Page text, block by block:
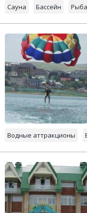
Сауна Бассейн
Водные аттракционы